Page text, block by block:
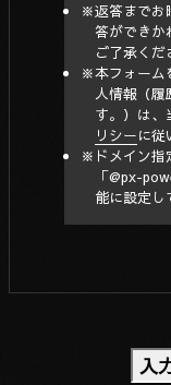
返答までお
答ができか
ご了承くだ
本フォーム
人情報（履
す。）は、
リシーに従
ドメイン
「@px-
能に設定し
入